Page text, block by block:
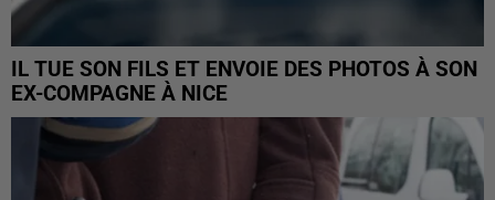
IL TUE SON FILS ET ENVOIE DES PHOTOS À SON
EX-COMPAGNE À NICE